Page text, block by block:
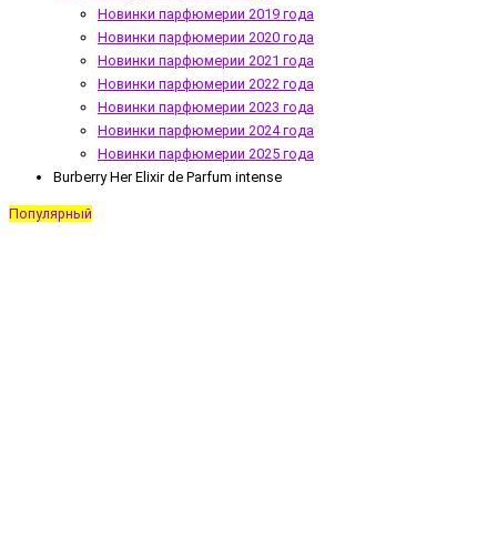
Новинки парфюмерии 2019 года
Новинки парфюмерии 2020 года
Новинки парфюмерии 2021 года
Новинки парфюмерии 2022 года
Новинки парфюмерии 2023 года
Новинки парфюмерии 2024 года
Новинки парфюмерии 2025 года
Burberry Her Elixir de Parfum intense
Популярный